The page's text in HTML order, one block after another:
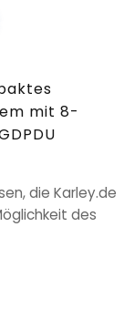
mit 8-
die Karley.de
des